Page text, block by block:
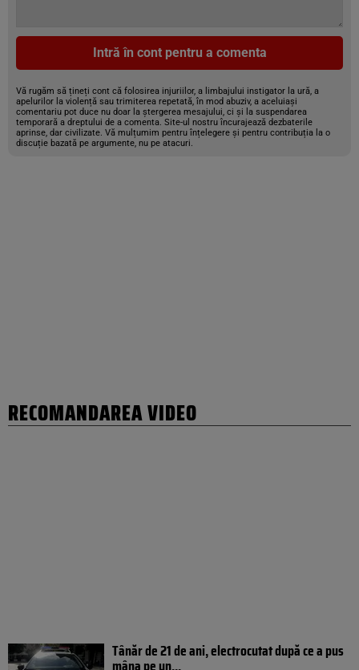
Intră în cont pentru a comenta
Vă rugăm să țineți cont că folosirea injuriilor, a limbajului instigator la ură, a
apelurilor la violență sau trimiterea repetată, în mod abuziv, a aceluiași
comentariu pot duce nu doar la ștergerea mesajului, ci și la suspendarea
temporară a dreptului de a comenta. Site-ul nostru încurajează dezbaterile
aprinse, dar civilizate. Vă mulțumim pentru înțelegere și pentru contribuția la o
discuție bazată pe argumente, nu pe atacuri.
RECOMANDAREA VIDEO
Tânăr de 21 de ani, electrocutat după ce a pus